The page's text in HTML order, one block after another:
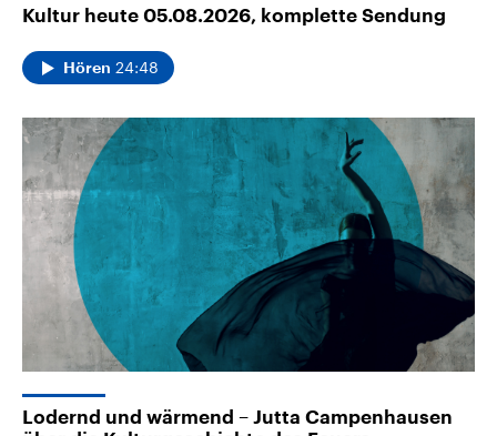
Kultur heute 05.08.2026, komplette Sendung
Hören 24:48
Lodernd und wärmend – Jutta Campenhausen